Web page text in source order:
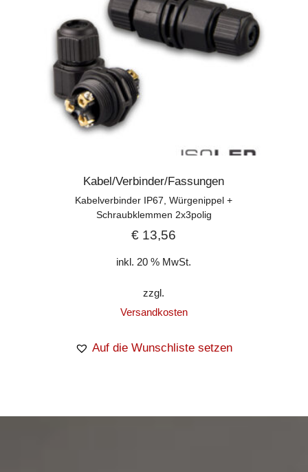
Kabel/Verbinder/Fassungen
Kabelverbinder IP67, Würgenippel +
Schraubklemmen 2x3polig
€ 13,56
inkl. 20 % MwSt.
zzgl.
Versandkosten
Auf die Wunschliste setzen